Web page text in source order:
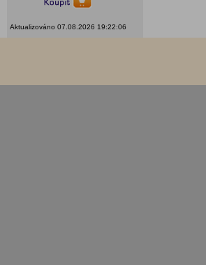
Aktualizováno 07.08.2026 19:22:06